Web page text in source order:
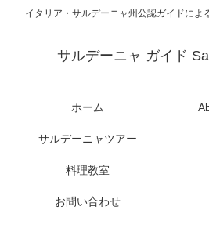
イタリア・サルデーニャ州公認ガイドによ
サルデーニャ ガイド
ホーム
サルデーニャツアー
料理教室
お問い合わせ